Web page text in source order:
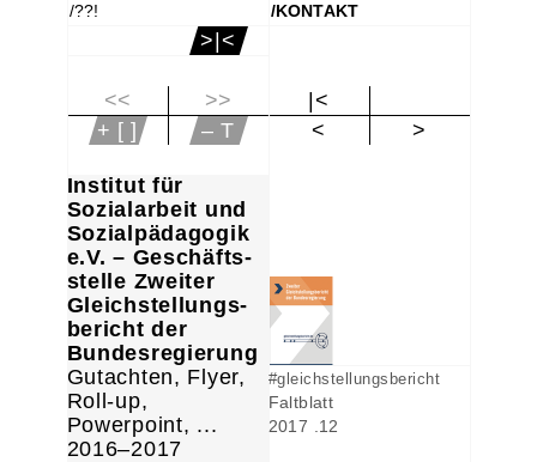
/??!
/KONTAKT
>|<
<<
>>
+ [ ]
– T
|<
<
>
Institut für
Sozialarbeit und
Sozialpädagogik
e.V. – Geschäfts-
stelle Zweiter
Gleichstellungs-
bericht der
Bundesregierung
Gutachten, Flyer,
Roll-up,
Powerpoint, ...
2016–2017
#gleichstellungsbericht
Faltblatt
2017 .12